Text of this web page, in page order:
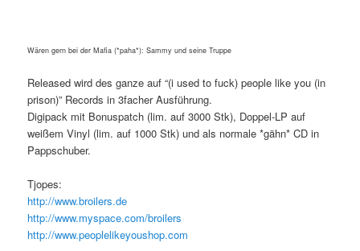
Wären gern bei der Mafia (*paha*): Sammy und seine Truppe
Released wird des ganze auf “(i used to fuck) people like you (in
prison)” Records in 3facher Ausführung.
Digipack mit Bonuspatch (lim. auf 3000 Stk), Doppel-LP auf
weißem Vinyl (lim. auf 1000 Stk) und als normale *gähn* CD in
Pappschuber.
Tjopes:
http://www.broilers.de
http://www.myspace.com/broilers
http://www.peoplelikeyoushop.com